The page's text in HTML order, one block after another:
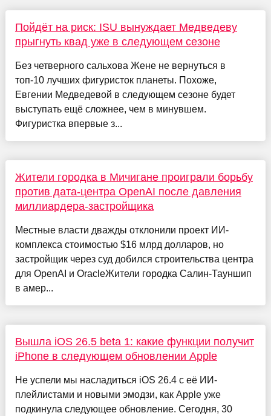
Пойдёт на риск: ISU вынуждает Медведеву
прыгнуть квад уже в следующем сезоне
Без четверного сальхова Жене не вернуться в
топ-10 лучших фигуристок планеты. Похоже,
Евгении Медведевой в следующем сезоне будет
выступать ещё сложнее, чем в минувшем.
Фигуристка впервые з...
Жители городка в Мичигане проиграли борьбу
против дата-центра OpenAI после давления
миллиардера-застройщика
Местные власти дважды отклонили проект ИИ-
комплекса стоимостью $16 млрд долларов, но
застройщик через суд добился строительства центра
для OpenAI и OracleЖители городка Салин-Тауншип
в амер...
Вышла iOS 26.5 beta 1: какие функции получит
iPhone в следующем обновлении Apple
Не успели мы насладиться iOS 26.4 с её ИИ-
плейлистами и новыми эмодзи, как Apple уже
подкинула следующее обновление. Сегодня, 30